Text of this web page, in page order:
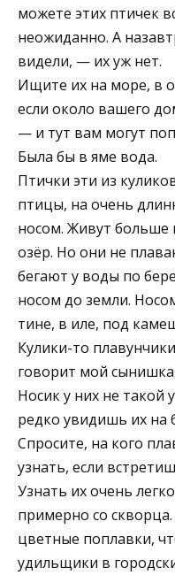
можете этих птичек
неожиданно. А
видели, — их уж нет.
Ищите их на море, в
если около вашего
— и тут вам могут
Была бы в яме вода.
Птички эти из
птицы, на очень
носом. Живут больше
озёр. Но они не
бегают у воды по
носом до земли.
тине, в иле, под
Кулики-то
говорит мой
Носик у них не
редко увидишь их на
Спросите, на кого
узнать, если
Узнать их очень
примерно со
цветные поплавки,
удильщики в